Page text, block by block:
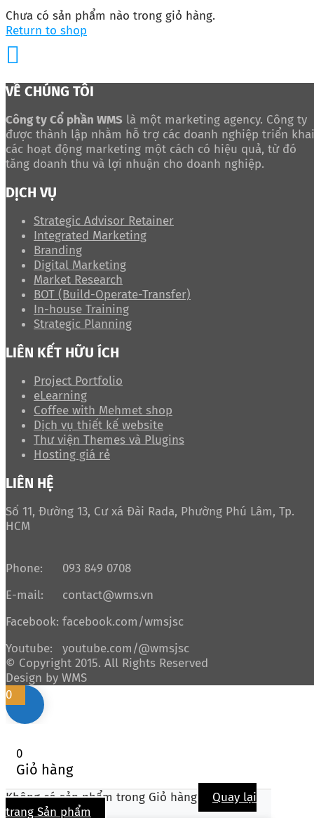
Chưa có sản phẩm nào trong giỏ hàng.
Return to shop
VỀ CHÚNG TÔI
Công ty Cổ phần WMS là một marketing agency. Công ty
được thành lập nhằm hỗ trợ các doanh nghiệp triển khai
các hoạt động marketing một cách có hiệu quả, từ đó
tăng doanh thu và lợi nhuận cho doanh nghiệp.
DỊCH VỤ
Strategic Advisor Retainer
Integrated Marketing
Branding
Digital Marketing
Market Research
BOT (Build-Operate-Transfer)
In-house Training
Strategic Planning
LIÊN KẾT HỮU ÍCH
Project Portfolio
eLearning
Coffee with Mehmet shop
Dịch vụ thiết kế website
Thư viện Themes và Plugins
Hosting giá rẻ
LIÊN HỆ
Số 11, Đường 13, Cư xá Đài Rada, Phường Phú Lâm, Tp.
HCM
Phone:
093 849 0708
E-mail:
contact@wms.vn
Facebook: facebook.com/wmsjsc
Youtube:
youtube.com/@wmsjsc
© Copyright 2015. All Rights Reserved
Design by WMS
0
0
Giỏ hàng
Không có sản phẩm trong Giỏ hàng
Quay lại
trang Sản phẩm